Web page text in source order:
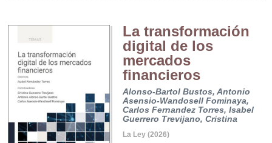
La transformación
digital de los
mercados
financieros
Alonso-Bartol Bustos, Antonio
Asensio-Wandosell Fominaya,
Carlos Fernandez Torres, Isabel
Guerrero Trevijano, Cristina
La Ley (2026)